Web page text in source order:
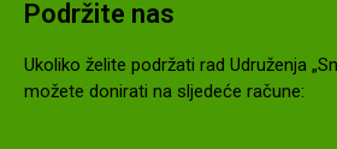
Podržite nas
Ukoliko želite podržati rad Udruženja
možete donirati na sljedeće račune: